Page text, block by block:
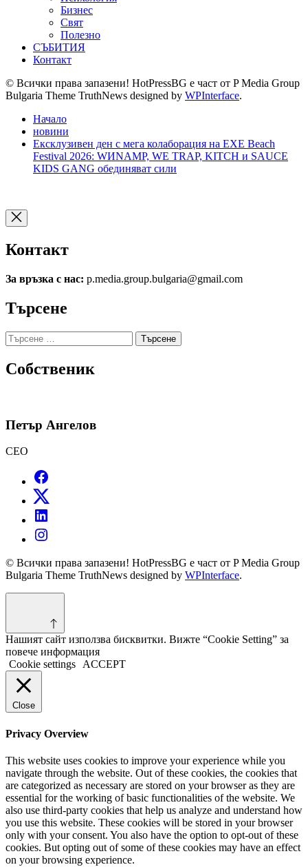
Бизнес
Свят
Полезно
СЪБИТИЯ
Контакт
© Всички права запазени! HotPressBG е част от P Media Group
Bulgaria Theme TruthNews designed by WPInterface.
Начало
новини
Ексклузивен ден с мега колаборация на EXE Beach
Festival 2026: WИNAMP, WE TRAP, KITCH и SAUCE
KIDS GANG обединяват сили
Контакт
За връзка с нас: p.media.group.bulgaria@gmail.com
Търсене
Търсене
за:
Собственик
Петър Ангелов
CEO
© Всички права запазени! HotPressBG е част от P Media Group
Bulgaria Theme TruthNews designed by WPInterface.
Нашият сайт използва бисквитки. Вижте “Cookie Setting” за
повече информация
Cookie settings
ACCEPT
Close
Privacy Overview
This website uses cookies to improve your experience while you
navigate through the website. Out of these cookies, the cookies that
are categorized as necessary are stored on your browser as they are
essential for the working of basic functionalities of the website. We
also use third-party cookies that help us analyze and understand how
you use this website. These cookies will be stored in your browser
only with your consent. You also have the option to opt-out of these
cookies. But opting out of some of these cookies may have an effect
on your browsing experience.